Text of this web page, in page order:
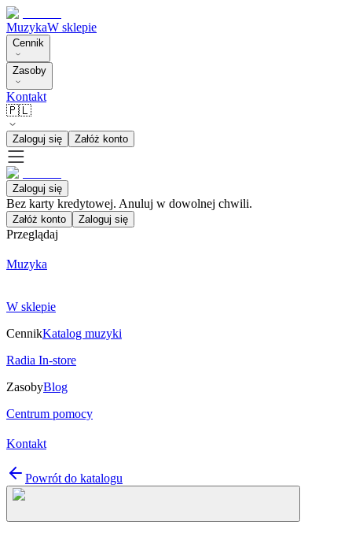
MuzykaW sklepie
Cennik
Zasoby
Kontakt
🇵🇱
Zaloguj się Załóż konto
Zaloguj się
Bez karty kredytowej. Anuluj w dowolnej chwili.
Załóż konto Zaloguj się
Przeglądaj
Muzyka
W sklepie
CennikKatalog muzyki
Radia In-store
ZasobyBlog
Centrum pomocy
Kontakt
Powrót do katalogu